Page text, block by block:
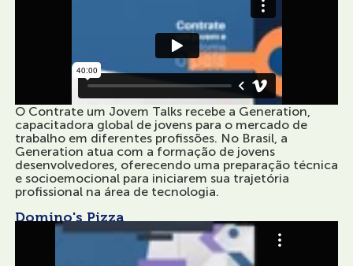
O Contrate um Jovem Talks recebe a Generation,
capacitadora global de jovens para o mercado de
trabalho em diferentes profissões. No Brasil, a
Generation atua com a formação de jovens
desenvolvedores, oferecendo uma preparação técnica
e socioemocional para iniciarem sua trajetória
profissional na área de tecnologia.
Domino's Pizza